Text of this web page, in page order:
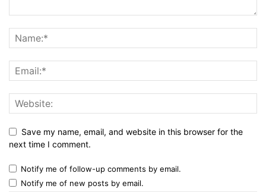
Save my name, email, and website in this browser for the
next time I comment.
Notify me of follow-up comments by email.
Notify me of new posts by email.